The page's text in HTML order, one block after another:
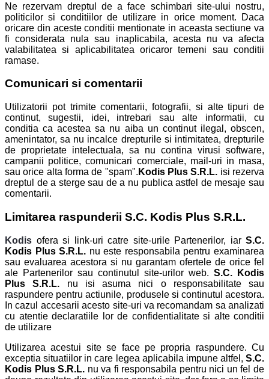
Ne rezervam dreptul de a face schimbari site-ului nostru,
politicilor si conditiilor de utilizare in orice moment. Daca
oricare din aceste conditii mentionate in aceasta sectiune va
fi considerata nula sau inaplicabila, acesta nu va afecta
valabilitatea si aplicabilitatea oricaror temeni sau conditii
ramase.
Comunicari si comentarii
Utilizatorii pot trimite comentarii, fotografii, si alte tipuri de
continut, sugestii, idei, intrebari sau alte informatii, cu
conditia ca acestea sa nu aiba un continut ilegal, obscen,
amenintator, sa nu incalce drepturile si intimitatea, drepturile
de proprietate intelectuala, sa nu contina virusi software,
campanii politice, comunicari comerciale, mail-uri in masa,
sau orice alta forma de "spam". Kodis Plus S.R.L. isi rezerva
dreptul de a sterge sau de a nu publica astfel de mesaje sau
comentarii.
Limitarea raspunderii S.C. Kodis Plus S.R.L.
Kodis ofera si link-uri catre site-urile Partenerilor, iar S.C.
Kodis Plus S.R.L. nu este responsabila pentru examinarea
sau evaluarea acestora si nu garantam ofertele de orice fel
ale Partenerilor sau continutul site-urilor web. S.C. Kodis
Plus S.R.L.
nu isi asuma nici o responsabilitate sau
raspundere pentru actiunile, produsele si continutul acestora.
In cazul accesarii acesto site-uri va recomandam sa analizati
cu atentie declaratiile lor de confidentialitate si alte conditii
de utilizare
Utilizarea acestui site se face pe propria raspundere. Cu
exceptia situatiilor in care legea aplicabila impune altfel, S.C.
Kodis Plus S.R.L. nu va fi responsabila pentru nici un fel de